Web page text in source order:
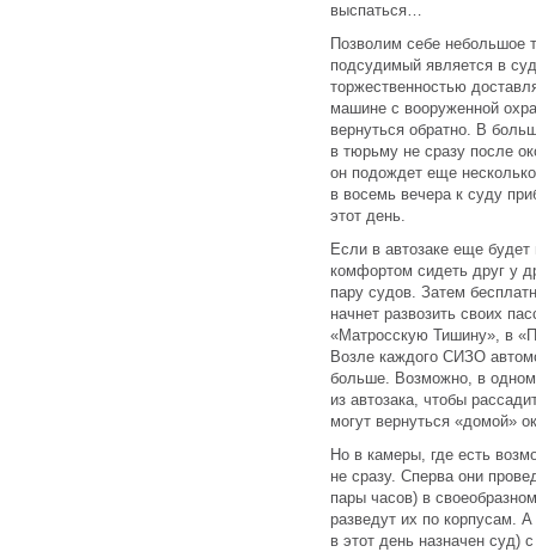
выспаться…
Позволим себе небольшое
подсудимый является в
торжественностью
машине с вооруженной
вернуться обратно. В
в тюрьму не сразу после
он подождет еще
в восемь вечера к суду
этот день.
Если в автозаке еще будет
комфортом сидеть друг у
пару судов. Затем
начнет развозить своих
«Матросскую Тишину», в
Возле каждого СИЗО
больше. Возможно, в
из автозака, чтобы
могут вернуться «домой»
Но в камеры, где есть
не сразу. Сперва они
пары часов) в
разведут их по корпусам.
в этот день назначен суд)